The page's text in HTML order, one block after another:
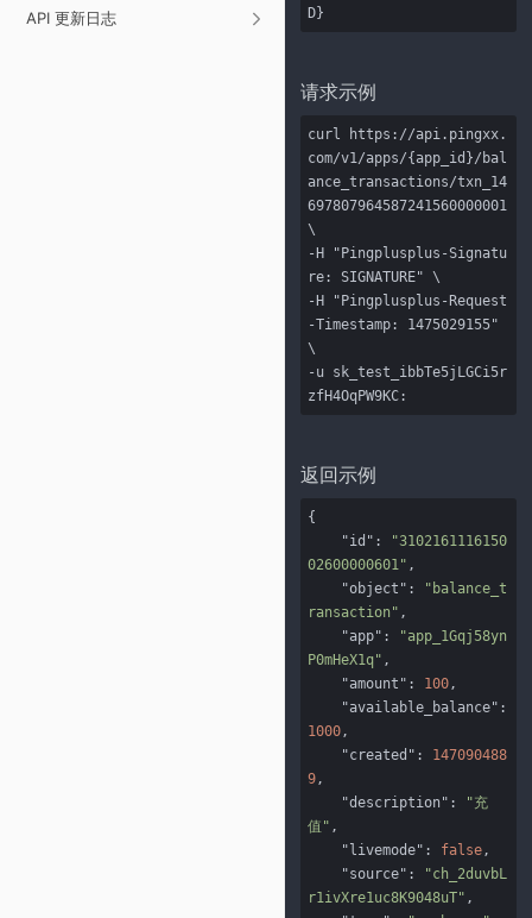
API 更新日志
D}
请求示例
curl https://api.pingxx.
com/v1/apps/{app_id}/bal
ance_transactions/txn_14
697807964587241560000001
\
-H "Pingplusplus-Signatu
re: SIGNATURE" \
-H "Pingplusplus-Request
-Timestamp: 1475029155"
\
-u sk_test_ibbTe5jLGCi5r
zfH4OqPW9KC:
返回示例
{
"id" :
"3102161116150
02600000601" ,
"object" :
"balance_t
ransaction" ,
"app" :
"app_1Gqj58yn
P0mHeX1q" ,
"amount" : 100,
"available_balance"
1000,
"created" : 147090488
9,
"description" :
"充
值" ,
"livemode" : false,
"source" :
"ch_2duvbL
r1ivXre1uc8K9048uT" ,